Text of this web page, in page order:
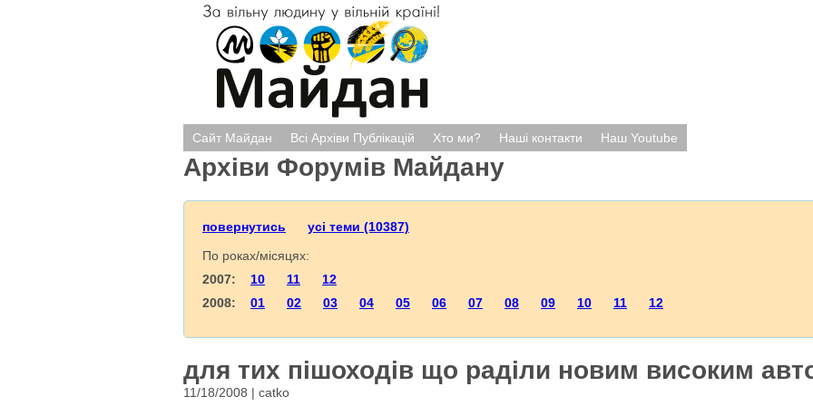
Сайт Майдан Всі Архіви Публікацій Хто ми? Наші контакти Наш Youtube
Архіви Форумів Майдану
повернутись
усі теми (10387)
По роках/місяцях:
2007: 10 11
12
2008: 01 02 03 04 05 06 07 08 09 10 11 12
для тих пішоходів що раділи новим високим
11/18/2008 | catko